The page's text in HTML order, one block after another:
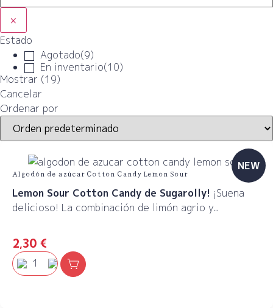
×
Estado
Agotado(9)
En inventario(10)
Mostrar (19)
Cancelar
Ordenar por
NEW
Algodón de azúcar Cotton Candy Lemon Sour
Lemon Sour Cotton Candy de Sugarolly! ¡Suena
delicioso! La combinación de limón agrio y...
2,30 €